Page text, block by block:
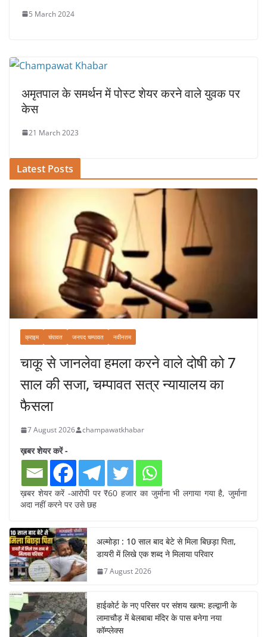
5 March 2024
अमृतपाल के समर्थन में पोस्ट शेयर करने वाले युवक पर
केस
21 March 2023
Latest Posts
क्राइम चंपावत जनपद चम्पावत नवीनतम
चाकू से जानलेवा हमला करने वाले दोषी को 7
साल की सजा, चम्पावत सत्र न्यायालय का
फैसला
7 August 2026 champawatkhabar
ख़बर शेयर करें -
ख़बर शेयर करें -आरोपी पर ₹60 हजार का जुर्माना भी लगाया गया है, जुर्माना
अदा नहीं करने पर उसे छह
अल्मोड़ा : 10 साल बाद बेटे से मिला बिछड़ा पिता,
डायरी में लिखे एक शब्द ने मिलाया परिवार
7 August 2026
हाईकोर्ट के नए परिसर पर संशय खत्म: हल्द्वानी के
लामाचौड़ में बेलबाबा मंदिर के पास बनेगा नया
कॉम्प्लेक्स